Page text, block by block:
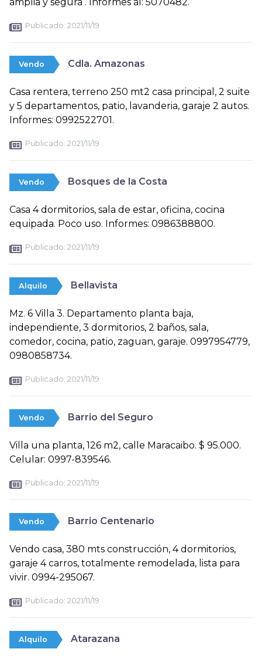
Publicado: 2021/11/19
Vendo Cdla. Amazonas
Casa rentera, terreno 250 mt2 casa principal, 2 suite
y 5 departamentos, patio, lavanderia, garaje 2 autos.
Informes: 0992522701.
Publicado: 2021/11/19
Vendo Bosques de la Costa
Casa 4 dormitorios, sala de estar, oficina, cocina
equipada. Poco uso. Informes: 0986388800.
Publicado: 2021/11/19
Alquilo Bellavista
Mz. 6 Villa 3. Departamento planta baja,
independiente, 3 dormitorios, 2 baños, sala,
comedor, cocina, patio, zaguan, garaje. 0997954779,
0980858734.
Publicado: 2021/11/19
Vendo Barrio del Seguro
Villa una planta, 126 m2, calle Maracaibo. $ 95.000.
Celular: 0997-839546.
Publicado: 2021/11/19
Vendo Barrio Centenario
Vendo casa, 380 mts construcción, 4 dormitorios,
garaje 4 carros, totalmente remodelada, lista para
vivir. 0994-295067.
Publicado: 2021/11/19
Alquilo Atarazana